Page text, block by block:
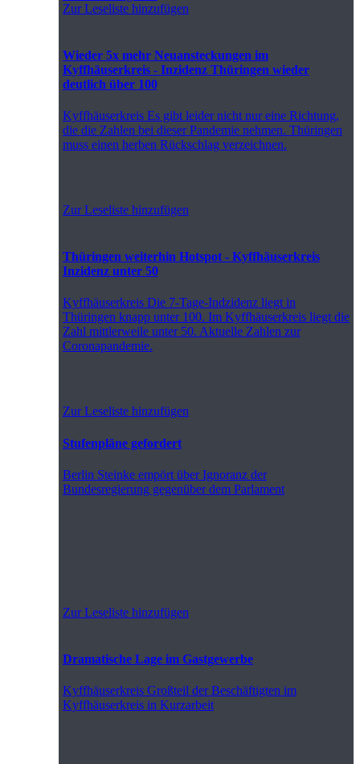
Zur Leseliste hinzufügen
Wieder 5x mehr Neuansteckungen im
Kyffhäuserkreis - Inzidenz Thüringen wieder
deutlich über 100
KyffhäuserkreisEs gibt leider nicht nur eine Richtung,
die die Zahlen bei dieser Pandemie nehmen. Thüringen
muss einen herben Rückschlag verzeichnen.
Zur Leseliste hinzufügen
Thüringen weiterhin Hotspot - Kyffhäuserkreis
Inzidenz unter 50
KyffhäuserkreisDie 7-Tage-Indzidenz liegt in
Thüringen knapp unter 100. Im Kyffhäuserkreis liegt die
Zahl mittlerweile unter 50. Aktuelle Zahlen zur
Coronapandemie.
Zur Leseliste hinzufügen
Stufenpläne gefordert
Berlin Steinke empört über Ignoranz der
Bundesregierung gegenüber dem Parlament
Zur Leseliste hinzufügen
Dramatische Lage im Gastgewerbe
KyffhäuserkreisGroßteil der Beschäftigten im
Kyffhäuserkreis in Kurzarbeit